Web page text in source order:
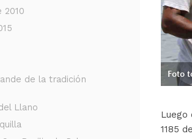
2010
de la tradición
Llano
Foto
1185